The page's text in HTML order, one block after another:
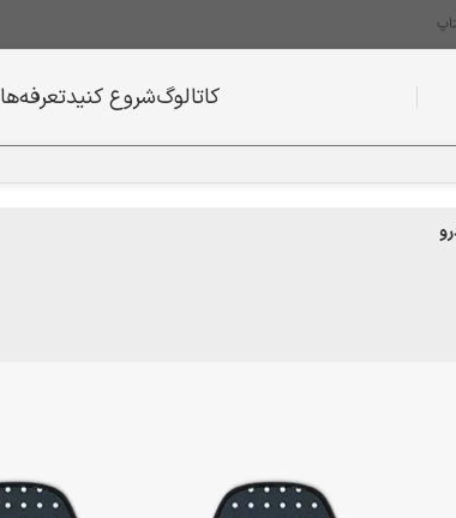
کاتالوگشروع کنیدتعرفه‌ها